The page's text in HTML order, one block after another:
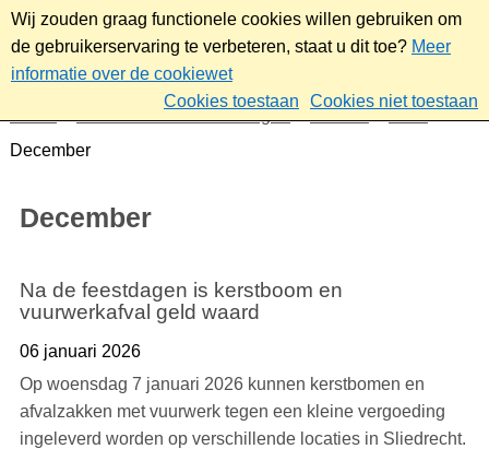
Wij zouden graag functionele cookies willen gebruiken om
de gebruikerservaring te verbeteren, staat u dit toe? Meer
informatie over de cookiewet
Cookies toestaan
Cookies niet toestaan
Nieuws & bekendmakingen Nieuws
2025
December
December
Na de feestdagen is kerstboom en
vuurwerkafval geld waard
06 januari 2026
Op woensdag 7 januari 2026 kunnen kerstbomen en
afvalzakken met vuurwerk tegen een kleine vergoeding
ingeleverd worden op verschillende locaties in Sliedrecht.